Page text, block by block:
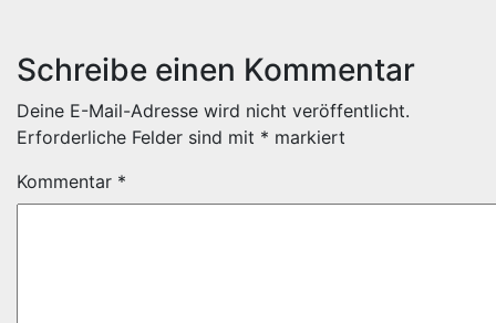
Schreibe einen Kommentar
Deine E-Mail-Adresse wird nicht veröffentlicht.
Erforderliche Felder sind mit * markiert
Kommentar *